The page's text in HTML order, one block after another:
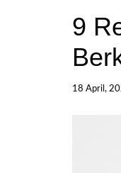
9
18 April,